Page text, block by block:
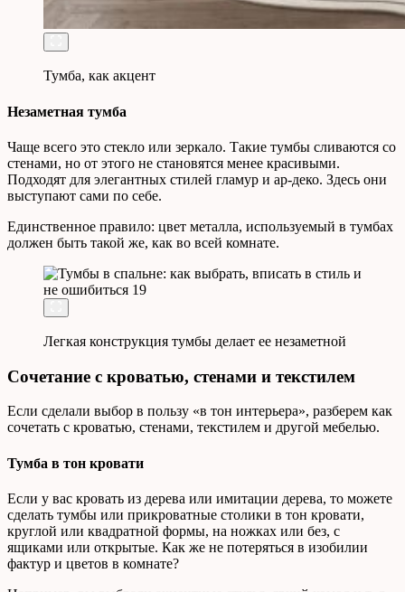
Тумба, как акцент
Незаметная тумба
Чаще всего это стекло или зеркало. Такие тумбы сливаются со
стенами, но от этого не становятся менее красивыми.
Подходят для элегантных стилей гламур и ар-деко. Здесь они
выступают сами по себе.
Единственное правило: цвет металла, используемый в тумбах
должен быть такой же, как во всей комнате.
Легкая конструкция тумбы делает ее незаметной
Сочетание с кроватью, стенами и текстилем
Если сделали выбор в пользу «в тон интерьера», разберем как
сочетать с кроватью, стенами, текстилем и другой мебелью.
Тумба в тон кровати
Если у вас кровать из дерева или имитации дерева, то можете
сделать тумбы или прикроватные столики в тон кровати,
круглой или квадратной формы, на ножках или без, с
ящиками или открытые. Как же не потеряться в изобилии
фактур и цветов в комнате?